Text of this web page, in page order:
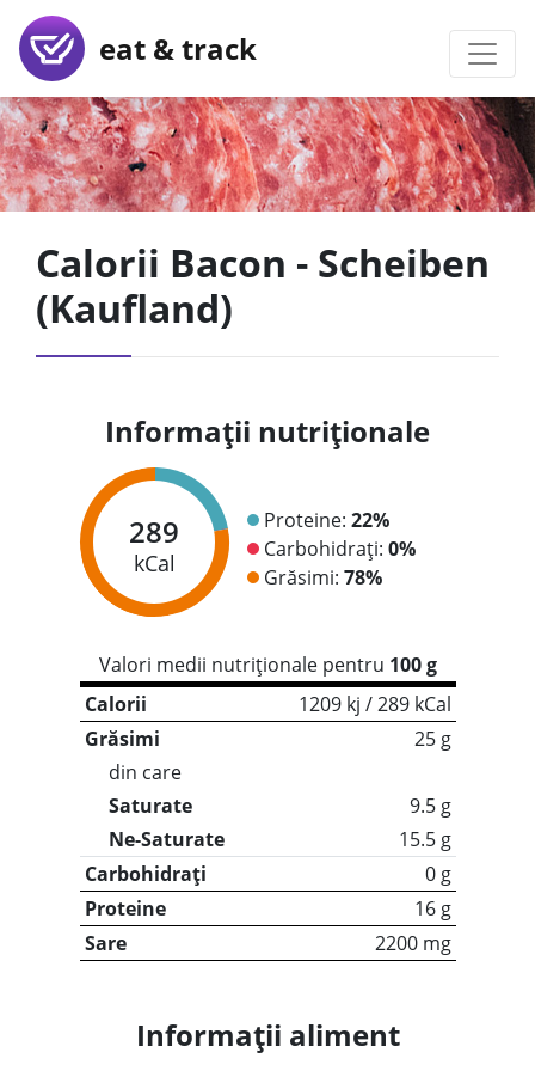
eat & track
Calorii Bacon - Scheiben
(Kaufland)
Informații nutriționale
289
kCal
Proteine: 22%
Carbohidrați: 0%
Grăsimi: 78%
Valori medii nutriționale pentru 100 g
Calorii
1209 kj / 289 kCal
Grăsimi
25 g
din care
Saturate
9.5 g
Ne-Saturate
15.5 g
Carbohidrați
0 g
Proteine
16 g
Sare
2200 mg
Informații aliment